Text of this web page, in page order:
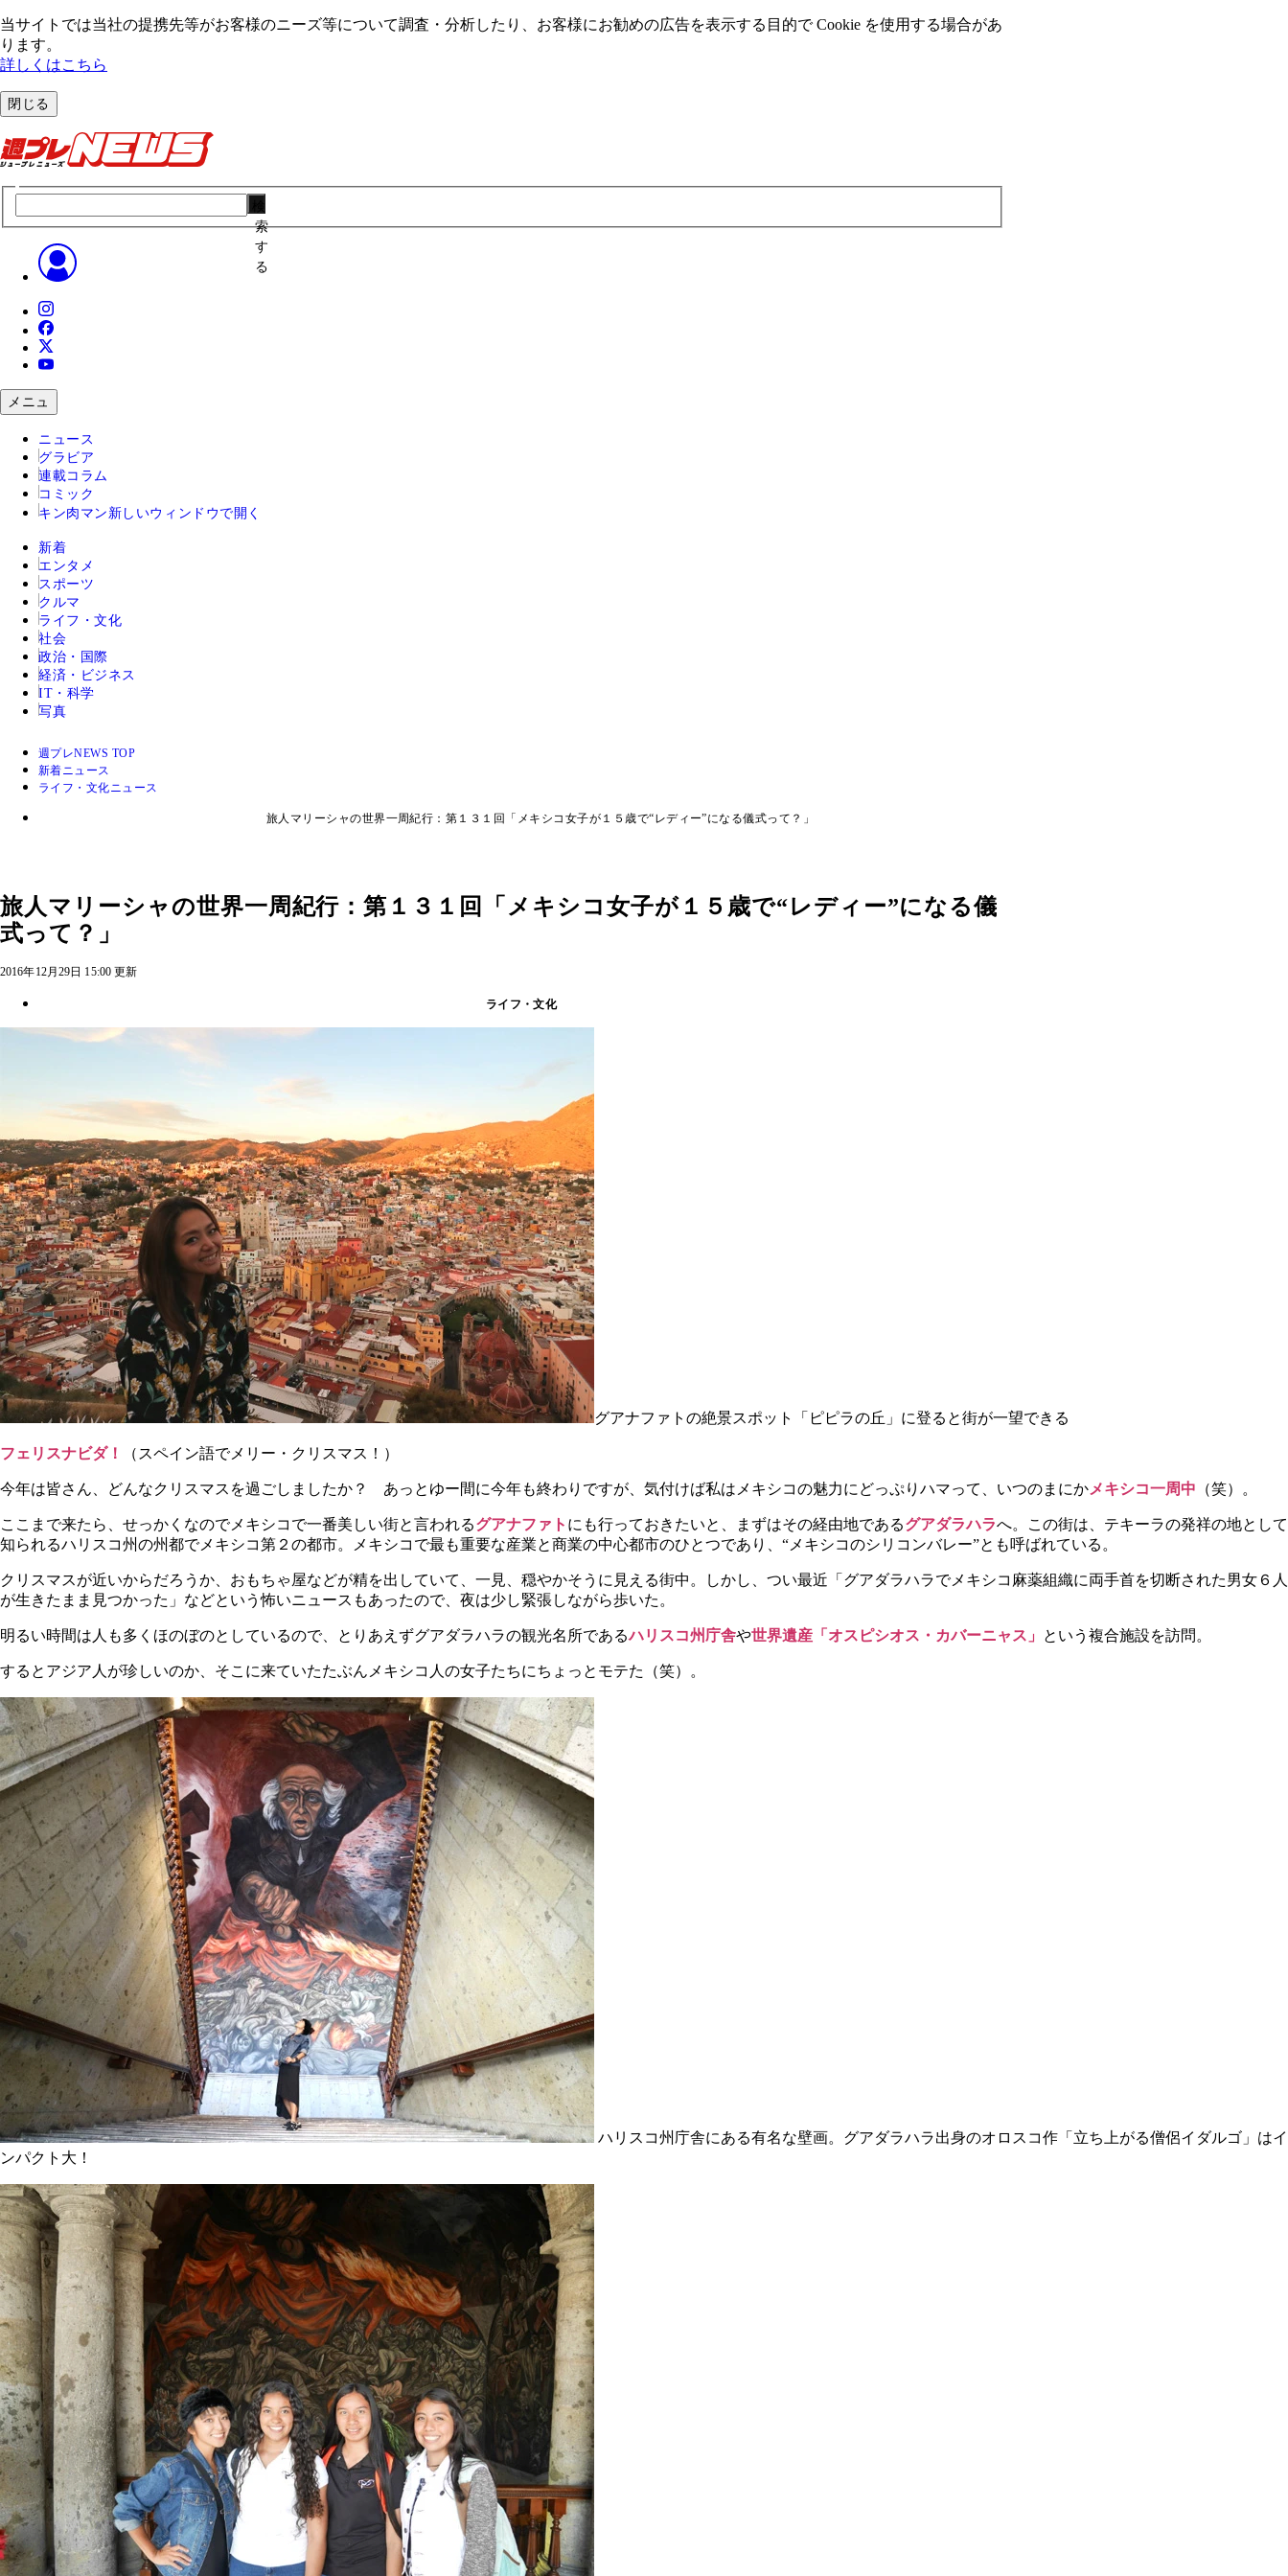
当サイトでは当社の提携先等がお客様のニーズ等について調査・分析したり、お客様にお勧めの広告を表⽰する⽬的で Cookie を使⽤する場合があ
ります。
詳しくはこちら
閉じる
索
す
る
メニュ
ニュース
グラビア
連載コラム
コミック
キン肉マン 新しいウィンドウで開く
新着
エンタメ
スポーツ
クルマ
ライフ・文化
社会
政治・国際
経済・ビジネス
IT・科学
写真
週プレNEWS TOP
新着ニュース
ライフ・文化ニュース
旅人マリーシャの世界一周紀行：第１３１回「メキシコ女子が１５歳で“レディー”になる儀式って？」
旅人マリーシャの世界一周紀行：第１３１回「メキシコ女子が１５歳で“レディー”になる儀
式って？」
2016年12月29日 15:00 更新
ライフ・文化
グアナファトの絶景スポット「ピピラの丘」に登ると街が一望できる
フェリスナビダ！ （スペイン語でメリー・クリスマス！）
今年は皆さん、どんなクリスマスを過ごしましたか？ あっとゆー間に今年も終わりですが、気付けば私はメキシコの魅力にどっぷりハマって、いつのまにかメキシコ一周中 （笑）。
ここまで来たら、せっかくなのでメキシコで一番美しい街と言われるグアナファト にも行っておきたいと、まずはその経由地であるグアダラハラへ。この街は、テキーラの発祥の地として
知られるハリスコ州の州都でメキシコ第２の都市。メキシコで最も重要な産業と商業の中心都市のひとつであり、“メキシコのシリコンバレー”とも呼ばれている。
クリスマスが近いからだろうか、おもちゃ屋などが精を出していて、一見、穏やかそうに見える街中。しかし、つい最近「グアダラハラでメキシコ麻薬組織に両手首を切断された男女６人
が生きたまま見つかった」などという怖いニュースもあったので、夜は少し緊張しながら歩いた。
明るい時間は人も多くほのぼのとしているので、とりあえずグアダラハラの観光名所であるハリスコ州庁舎や世界遺産「オスピシオス・カバーニャス」 という複合施設を訪問。
するとアジア人が珍しいのか、そこに来ていたたぶんメキシコ人の女子たちにちょっとモテた（笑）。
ハリスコ州庁舎にある有名な壁画。グアダラハラ出身のオロスコ作「立ち上がる僧侶イダルゴ」はイ
ンパクト大！